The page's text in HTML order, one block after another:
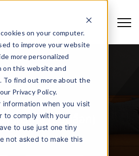
on your computer.
to improve your website
more personalized
on this website and
To find out more about the
Privacy Policy.
when you visit
to comply with your
to use just one tiny
not asked to make this
านกระทุ้ง (มัลติล็อก)